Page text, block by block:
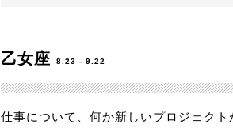
乙女座 8.23 - 9.22
仕事について、何か新しいプロジェク